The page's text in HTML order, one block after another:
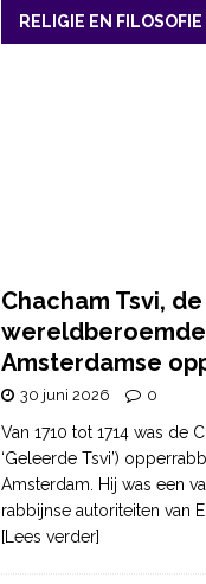
RELIGIE EN FILOSOFIE
Chacham Tsvi, de
wereldberoemde
Amsterdamse
30 juni 2026 0
Van 1710 tot 1714 was de
‘Geleerde Tsvi’)
Amsterdam. Hij was een
rabbijnse autoriteiten van
[Lees verder]